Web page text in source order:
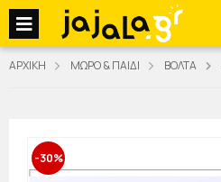
jajala Menu
ΑΡΧΙΚΗ ΜΩΡΟ & ΠΑΙΔΙ ΒΟΛΤΑ
-30%